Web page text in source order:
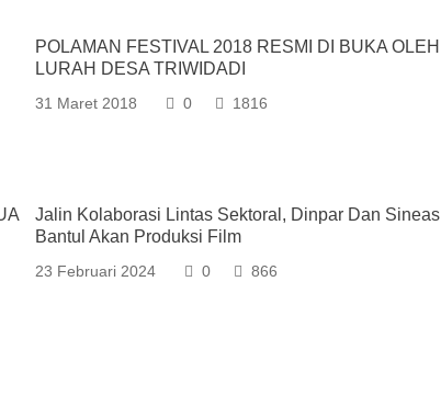
POLAMAN FESTIVAL 2018 RESMI DI BUKA OLEH
LURAH DESA TRIWIDADI
31 Maret 2018 0 1816
Jalin Kolaborasi Lintas Sektoral, Dinpar Dan Sineas
Bantul Akan Produksi Film
23 Februari 2024 0 866